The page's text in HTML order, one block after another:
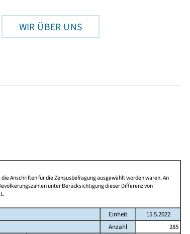
WIR ÜBER UNS
Anschriften für die Zensusbefragung ausgewählt worden waren. An
unter Berücksichtigung dieser Differenz von
Einheit
15.5.2022
Anzahl
285